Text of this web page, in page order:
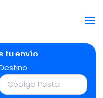
tu envío
Destino